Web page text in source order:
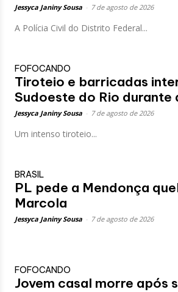
Jessyca Janiny Sousa 7 de agosto de 2026
A Polícia Civil do Distrito Federal...
FOFOCANDO
Tiroteio e barricadas
Sudoeste do Rio
Jessyca Janiny Sousa 7 de agosto de 2026
Um intenso tiroteio...
BRASIL
PL pede a Mendonça
Marcola
Jessyca Janiny Sousa 7 de agosto de 2026
FOFOCANDO
Jovem casal morre após